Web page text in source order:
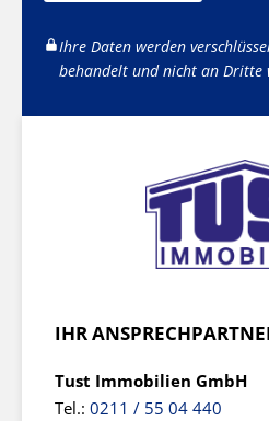
Ihre Daten werden
behandelt und nicht an Dritte
IHR
Tust Immobilien GmbH
Tel.: 0211 / 55 04 440